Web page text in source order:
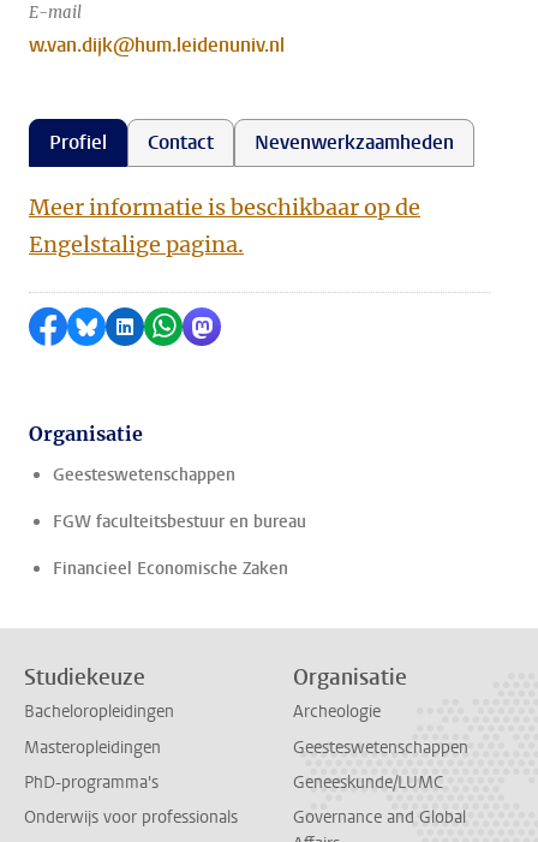
E-mail
w.van.dijk@hum.leidenuniv.nl
Profiel Contact Nevenwerkzaamheden
Meer informatie is beschikbaar op de
Engelstalige pagina.
Delen op Facebook
Delen via Bluesky
Delen op LinkedIn
Delen via WhatsApp
Delen via Mastodon
Organisatie
Geesteswetenschappen
FGW faculteitsbestuur en bureau
Financieel Economische Zaken
Studiekeuze
Bacheloropleidingen
Masteropleidingen
PhD-programma's
Onderwijs voor professionals
Organisatie
Archeologie
Geesteswetenschappen
Geneeskunde/LUMC
Governance and Global